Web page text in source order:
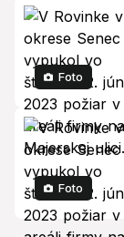
Foto
Foto